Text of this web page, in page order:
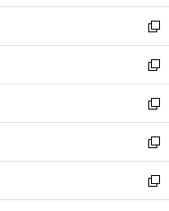
ウ
ィ
ン
ド
ウ
で
開
く
し
い
ウ
ィ
ン
ド
ウ
で
開
く
新
し
い
ウ
ィ
ン
ド
ウ
で
開
新
し
い
ウ
ィ
ン
ド
ウ
新
し
い
ウ
ィ
ン
新
し
い
ウ
新
し